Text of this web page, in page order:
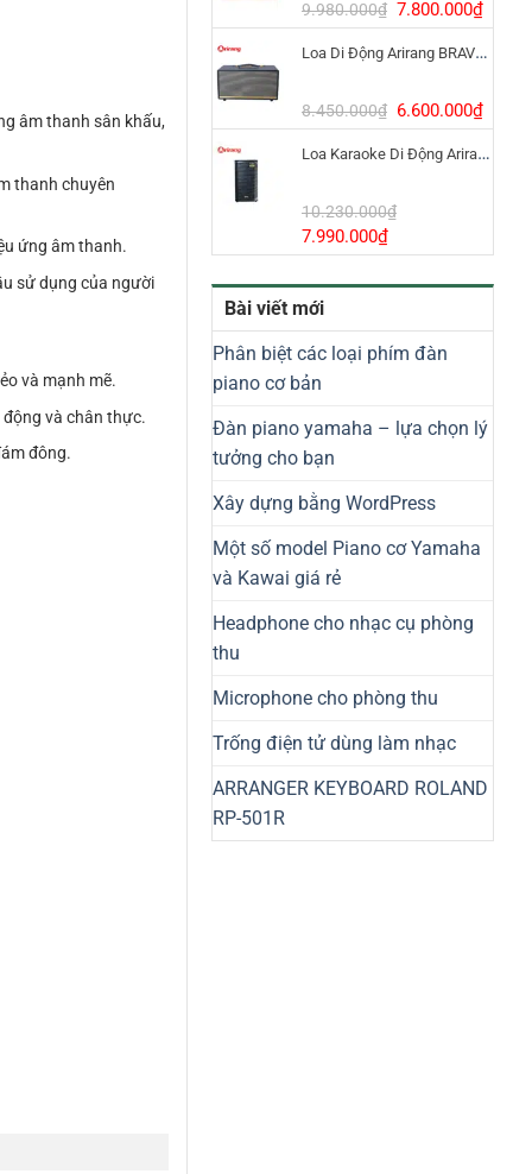
8.800.000₫.
9.980.000₫ Giá
gốc
là:
7.800.000₫Giá
hiện
tại
Loa Di Động Arirang BRAVO 8 800W Có Micro
8.450.000₫ Giá
gốc
là:
6.600.000₫Giá
hiện
tại
Loa Karaoke Di Động Arirang EDGE-X Model I
10.230.000₫
Giá
gốc
là:
10.230.000₫.
7.990.000₫Giá
hiện
tại
7.990.000₫.
Bài viết mới
Phân biệt các loại phím đàn
piano cơ bản
Đàn piano yamaha – lựa chọn lý
tưởng cho bạn
Xây dựng bằng WordPress
Một số model Piano cơ Yamaha
và Kawai giá rẻ
Headphone cho nhạc cụ phòng
thu
Microphone cho phòng thu
Trống điện tử dùng làm nhạc
ARRANGER KEYBOARD ROLAND
RP-501R
âm thanh sân khấu,
thanh chuyên
ứng âm thanh.
sử dụng của người
và mạnh mẽ.
và chân thực.
đông.